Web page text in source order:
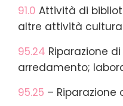
91.0 Attività di
altre attività
95.24 Riparazione
arredamento;
95.25 – Riparazione